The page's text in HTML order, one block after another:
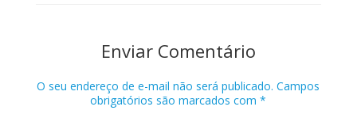
Enviar Comentário
O seu endereço de e-mail não será publicado. Campos
obrigatórios são marcados com*